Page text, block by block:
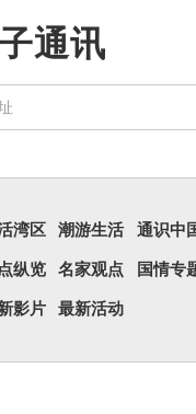
通讯
湾区 潮游生活 通识中
纵览 名家观点 国情专
影片 最新活动